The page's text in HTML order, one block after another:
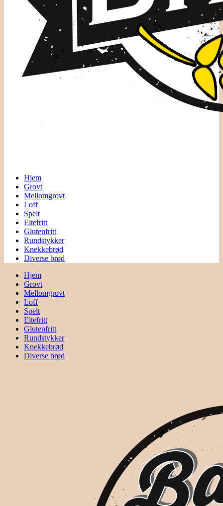
Hjem
Grovt
Mellomgrovt
Loff
Spelt
Eltefritt
Glutenfritt
Rundstykker
Knekkebrød
Diverse brød
Hjem
Grovt
Mellomgrovt
Loff
Spelt
Eltefritt
Glutenfritt
Rundstykker
Knekkebrød
Diverse brød